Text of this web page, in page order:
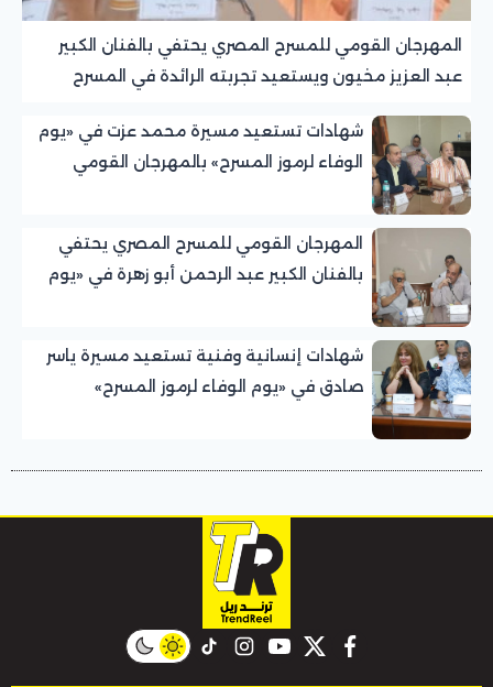
المهرجان القومي للمسرح المصري يحتفي بالفنان الكبير
عبد العزيز مخيون ويستعيد تجربته الرائدة في المسرح
شهادات تستعيد مسيرة محمد عزت في «يوم
الوفاء لرموز المسرح» بالمهرجان القومي
المهرجان القومي للمسرح المصري يحتفي
بالفنان الكبير عبد الرحمن أبو زهرة في «يوم
شهادات إنسانية وفنية تستعيد مسيرة ياسر
صادق في «يوم الوفاء لرموز المسرح»
facebook
twitter
youtube
instagram
tiktok